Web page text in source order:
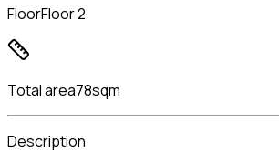
FloorFloor 2
Total area78sqm
Description